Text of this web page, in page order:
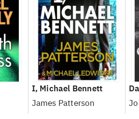
I, Michael Bennett
James Patterson